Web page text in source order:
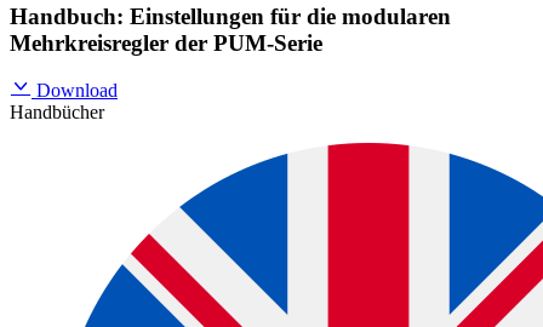
Handbuch: Einstellungen für die modularen
Mehrkreisregler der PUM-Serie
Download
Handbücher